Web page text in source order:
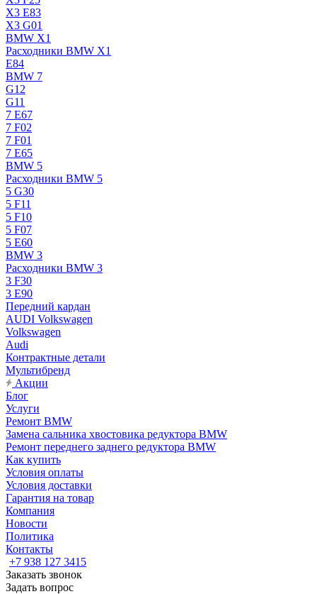
X3 E83
X3 G01
BMW X1
Расходники BMW X1
E84
BMW 7
G12
G11
7 Е67
7 F02
7 F01
7 E65
BMW 5
Расходники BMW 5
5 G30
5 F11
5 F10
5 F07
5 E60
BMW 3
Расходники BMW 3
3 F30
3 E90
Передний кардан
AUDI Volkswagen
Volkswagen
Audi
Контрактные детали
Мультибренд
Акции
Блог
Услуги
Ремонт BMW
Замена сальника хвостовика редуктора BMW
Ремонт переднего заднего редуктора BMW
Как купить
Условия оплаты
Условия доставки
Гарантия на товар
Компания
Новости
Политика
Контакты
+7 938 127 3415
Заказать звонок
Задать вопрос